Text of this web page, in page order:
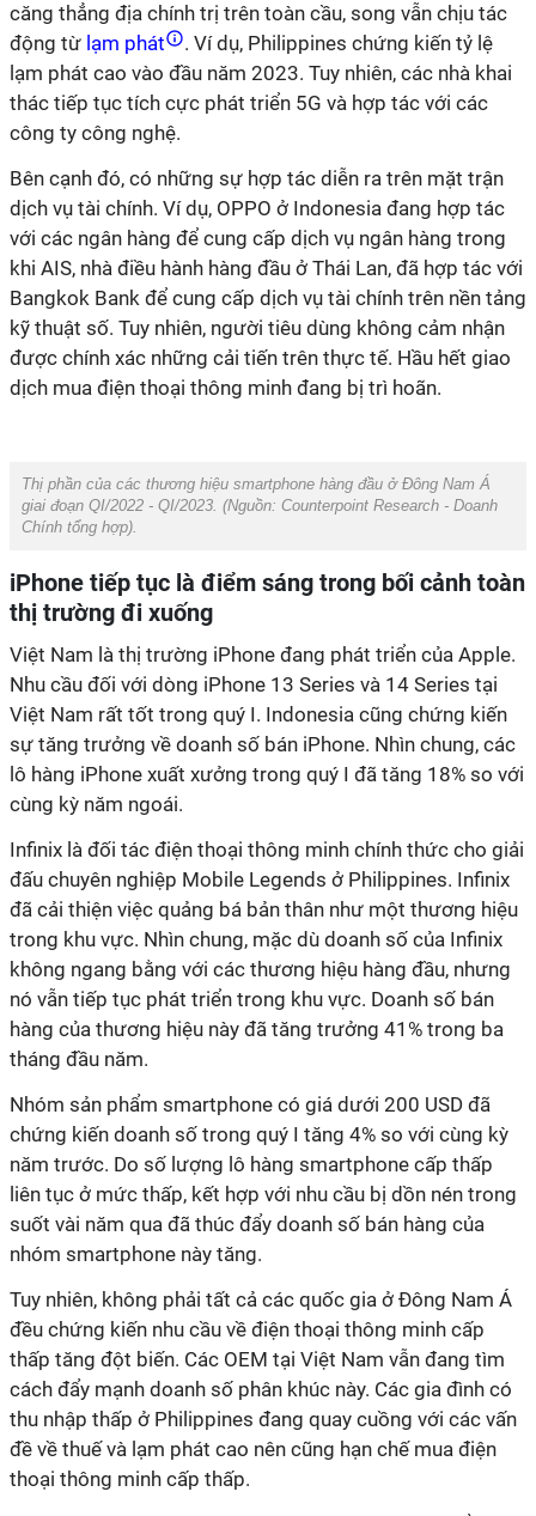
căng thẳng địa chính trị trên toàn cầu, song vẫn chịu tác
động từ lạm phát
. Ví dụ, Philippines chứng kiến tỷ lệ
lạm phát cao vào đầu năm 2023. Tuy nhiên, các nhà khai
thác tiếp tục tích cực phát triển 5G và hợp tác với các
công ty công nghệ.
Bên cạnh đó, có những sự hợp tác diễn ra trên mặt trận
dịch vụ tài chính. Ví dụ, OPPO ở Indonesia đang hợp tác
với các ngân hàng để cung cấp dịch vụ ngân hàng trong
khi AIS, nhà điều hành hàng đầu ở Thái Lan, đã hợp tác với
Bangkok Bank để cung cấp dịch vụ tài chính trên nền tảng
kỹ thuật số. Tuy nhiên, người tiêu dùng không cảm nhận
được chính xác những cải tiến trên thực tế. Hầu hết giao
dịch mua điện thoại thông minh đang bị trì hoãn.
Thị phần của các thương hiệu smartphone hàng đầu ở Đông Nam Á
giai đoạn QI/2022 - QI/2023. (Nguồn: Counterpoint Research - Doanh
Chính tổng hợp).
iPhone tiếp tục là điểm sáng trong bối cảnh toàn
thị trường đi xuống
Việt Nam là thị trường iPhone đang phát triển của Apple.
Nhu cầu đối với dòng iPhone 13 Series và 14 Series tại
Việt Nam rất tốt trong quý I. Indonesia cũng chứng kiến
sự tăng trưởng về doanh số bán iPhone. Nhìn chung, các
lô hàng iPhone xuất xưởng trong quý I đã tăng 18% so với
cùng kỳ năm ngoái.
Infinix là đối tác điện thoại thông minh chính thức cho giải
đấu chuyên nghiệp Mobile Legends ở Philippines. Infinix
đã cải thiện việc quảng bá bản thân như một thương hiệu
trong khu vực. Nhìn chung, mặc dù doanh số của Infinix
không ngang bằng với các thương hiệu hàng đầu, nhưng
nó vẫn tiếp tục phát triển trong khu vực. Doanh số bán
hàng của thương hiệu này đã tăng trưởng 41% trong ba
tháng đầu năm.
Nhóm sản phẩm smartphone có giá dưới 200 USD đã
chứng kiến doanh số trong quý I tăng 4% so với cùng kỳ
năm trước. Do số lượng lô hàng smartphone cấp thấp
liên tục ở mức thấp, kết hợp với nhu cầu bị dồn nén trong
suốt vài năm qua đã thúc đẩy doanh số bán hàng của
nhóm smartphone này tăng.
Tuy nhiên, không phải tất cả các quốc gia ở Đông Nam Á
đều chứng kiến nhu cầu về điện thoại thông minh cấp
thấp tăng đột biến. Các OEM tại Việt Nam vẫn đang tìm
cách đẩy mạnh doanh số phân khúc này. Các gia đình có
thu nhập thấp ở Philippines đang quay cuồng với các vấn
đề về thuế và lạm phát cao nên cũng hạn chế mua điện
thoại thông minh cấp thấp.